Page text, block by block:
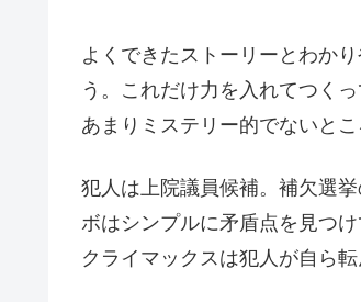
よくできたストーリーとわか
う。これだけ力を入れてつく
あまりミステリー的でないと
犯人は上院議員候補。補欠選
ボはシンプルに矛盾点を見つ
クライマックスは犯人が自ら